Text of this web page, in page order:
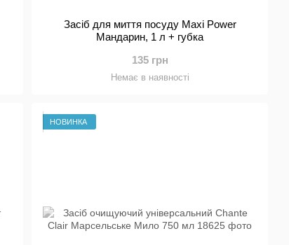
Засіб для миття посуду Maxi Power
Мандарин, 1 л + губка
135 грн
Немає в наявності
НОВИНКА